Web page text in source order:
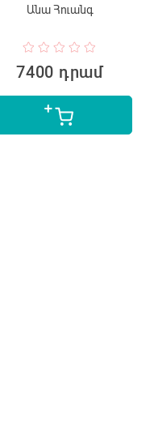
Անա Հուանգ
7400 դրամ